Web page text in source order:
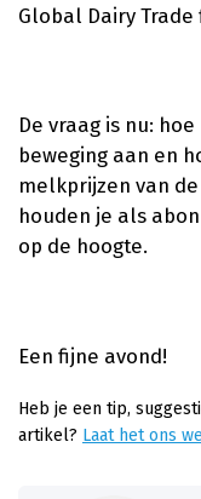
Global Dairy Trade
De vraag is nu:
beweging aan en
melkprijzen van
houden je als
op de hoogte.
Een fijne avond!
Heb je een tip,
artikel? Laat het ons